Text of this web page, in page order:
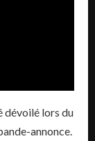
dévoilé lors du
annonce.